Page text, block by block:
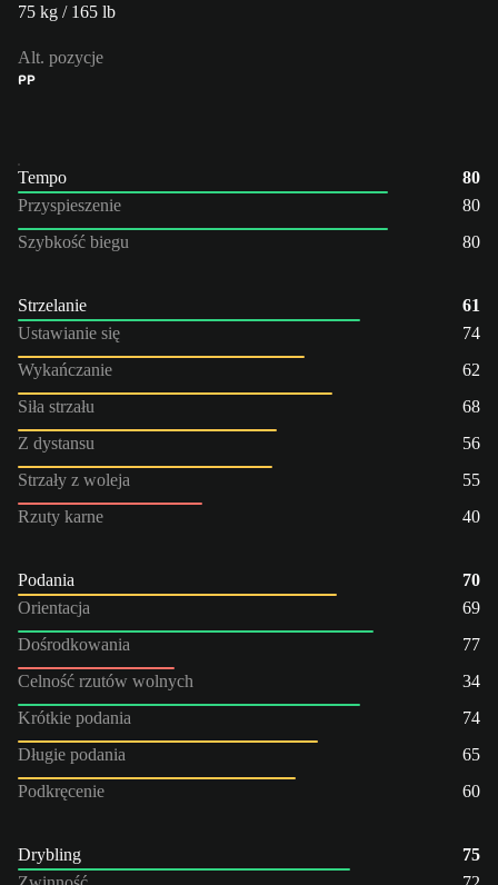
75 kg / 165 lb
Alt. pozycje
PP
Tempo
80
Przyspieszenie
80
Szybkość biegu
80
Strzelanie
61
Ustawianie się
74
Wykańczanie
62
Siła strzału
68
Z dystansu
56
Strzały z woleja
55
Rzuty karne
40
Podania
70
Orientacja
69
Dośrodkowania
77
Celność rzutów wolnych
34
Krótkie podania
74
Długie podania
65
Podkręcenie
60
Drybling
75